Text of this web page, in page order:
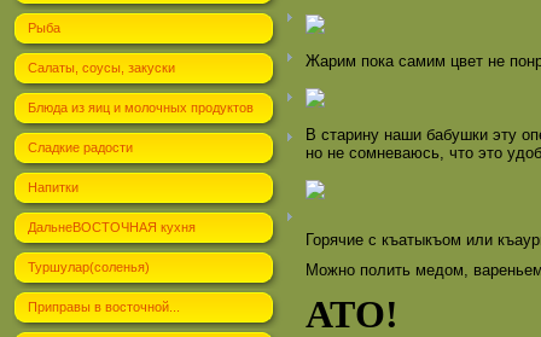
Рыба
Салаты, соусы, закуски
Блюда из яиц и молочных продуктов
Сладкие радости
Напитки
ДальнеВОСТОЧНАЯ кухня
Туршулар(соленья)
Приправы в восточной...
Жарим пока самим цвет не
В старину наши бабушки эту
но не сомневаюсь, что это
Горячие с къатыкъом или
Можно полить медом,
АТО!